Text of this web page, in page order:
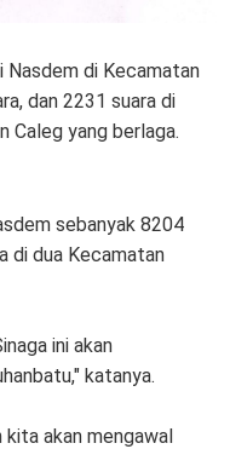
Nasdem di Kecamatan
dan 2231 suara di
Caleg yang berlaga.
sebanyak 8204
di dua Kecamatan
ini akan
katanya.
kita akan mengawal